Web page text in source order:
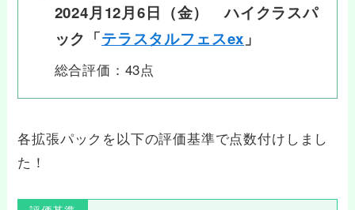
2024月12月6日（金） ハイクラスパ
ック「テラスタルフェスex 」
総合評価：43点
各拡張パックを以下の評価基準で点数付けしまし
た！